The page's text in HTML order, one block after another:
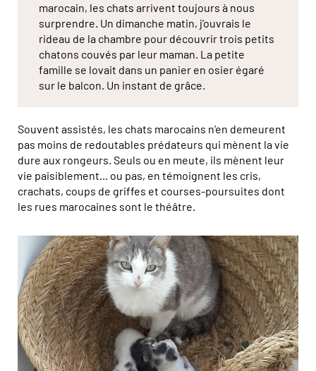
marocain, les chats arrivent toujours à nous
surprendre. Un dimanche matin, j’ouvrais le
rideau de la chambre pour découvrir trois petits
chatons couvés par leur maman. La petite
famille se lovait dans un panier en osier égaré
sur le balcon. Un instant de grâce.
Souvent assistés, les chats marocains n’en demeurent
pas moins de redoutables prédateurs qui mènent la vie
dure aux rongeurs. Seuls ou en meute, ils mènent leur
vie paisiblement... ou pas, en témoignent les cris,
crachats, coups de griffes et courses-poursuites dont
les rues marocaines sont le théâtre.